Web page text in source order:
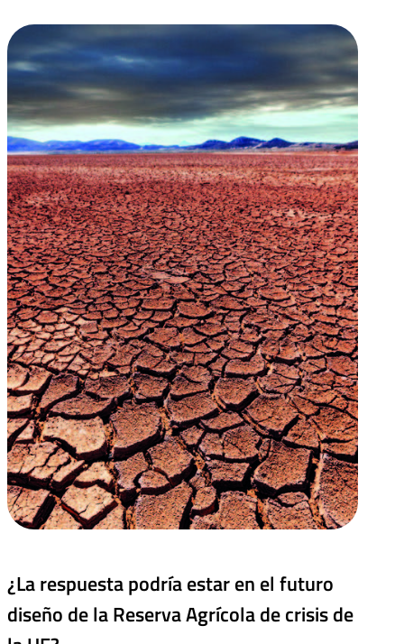
¿La respuesta podría estar en el futuro
diseño de la Reserva Agrícola de crisis de